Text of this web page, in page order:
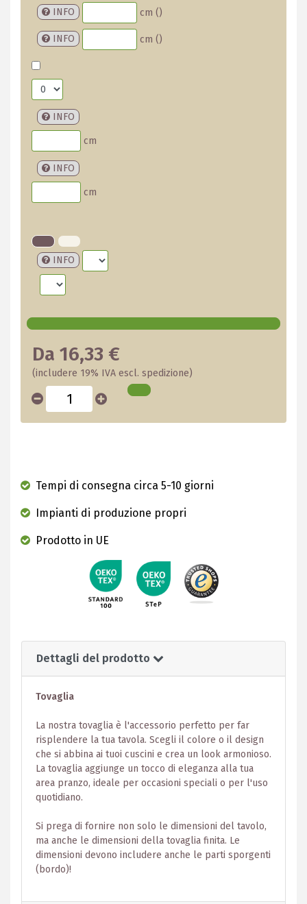
INFO cm ()
INFO cm ()
INFO
cm
INFO
cm
INFO
Da 16,33 €
(includere 19% IVA escl. spedizione)
Tempi di consegna circa 5-10 giorni
Impianti di produzione propri
Prodotto in UE
Dettagli del prodotto
Tovaglia
La nostra tovaglia è l'accessorio perfetto per far
risplendere la tua tavola. Scegli il colore o il design
che si abbina ai tuoi cuscini e crea un look armonioso.
La tovaglia aggiunge un tocco di eleganza alla tua
area pranzo, ideale per occasioni speciali o per l'uso
quotidiano.
Si prega di fornire non solo le dimensioni del tavolo,
ma anche le dimensioni della tovaglia finita. Le
dimensioni devono includere anche le parti sporgenti
(bordo)!